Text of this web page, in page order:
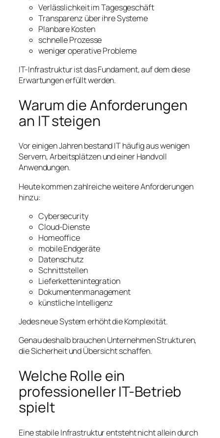
Verlässlichkeit im Tagesgeschäft
Transparenz über ihre Systeme
Planbare Kosten
schnelle Prozesse
weniger operative Probleme
IT-Infrastruktur ist das Fundament, auf dem diese
Erwartungen erfüllt werden.
Warum die Anforderungen
an IT steigen
Vor einigen Jahren bestand IT häufig aus wenigen
Servern, Arbeitsplätzen und einer Handvoll
Anwendungen.
Heute kommen zahlreiche weitere Anforderungen
hinzu:
Cybersecurity
Cloud-Dienste
Homeoffice
mobile Endgeräte
Datenschutz
Schnittstellen
Lieferkettenintegration
Dokumentenmanagement
künstliche Intelligenz
Jedes neue System erhöht die Komplexität.
Genau deshalb brauchen Unternehmen Strukturen,
die Sicherheit und Übersicht schaffen.
Welche Rolle ein
professioneller IT-Betrieb
spielt
Eine stabile Infrastruktur entsteht nicht allein durch